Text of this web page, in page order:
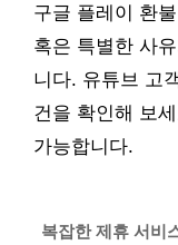
구글 플레이 환
혹은 특별한 사
니다. 유튜브 고
건을 확인해 보
가능합니다.
복잡한 제휴 서비